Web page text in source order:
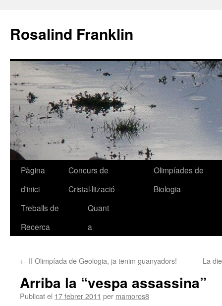
Rosalind Franklin
Vés
contingut
Pàgina
d'inici
Concurs de
Cristal·lització
Olimpíades de
Biologia
Treballs de
Recerca
Quant
a
← II Olimpíada de Geologia, ja tenim guanyadors! La
Arriba la “vespa assassina”
Publicat el 17 febrer 2011 per mamoros8